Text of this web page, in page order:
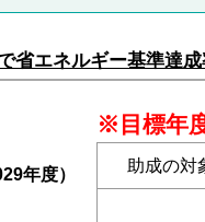
省エネルギー基準達
年度）
※目標年
助成の対